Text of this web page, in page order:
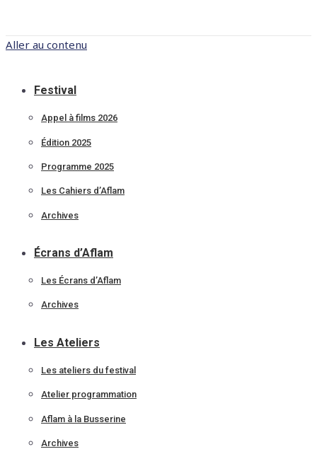
Aller au contenu
Festival
Appel à films 2026
Édition 2025
Programme 2025
Les Cahiers d’Aflam
Archives
Écrans d’Aflam
Les Écrans d’Aflam
Archives
Les Ateliers
Les ateliers du festival
Atelier programmation
Aflam à la Busserine
Archives